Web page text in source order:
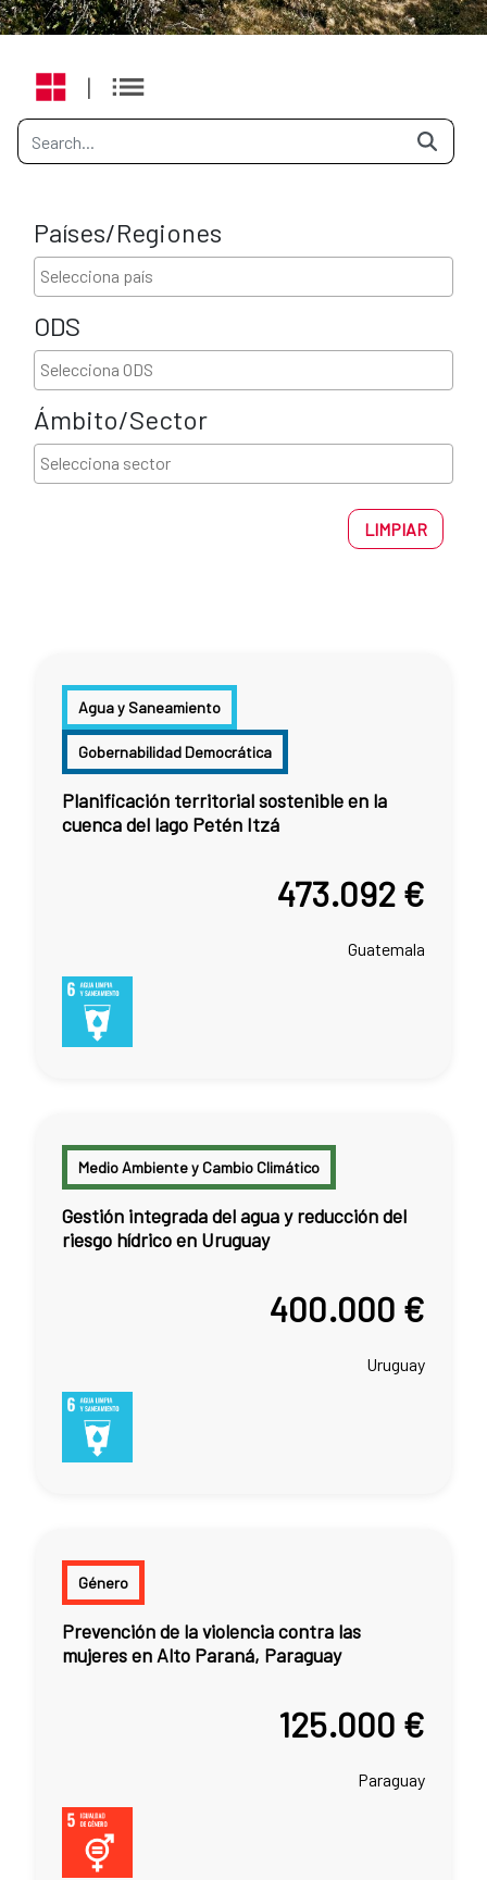
|
Países/Regiones
ODS
Ámbito/Sector
LIMPIAR
Agua y Saneamiento
Gobernabilidad Democrática
Planificación territorial sostenible en la
cuenca del lago Petén Itzá
473.092 €
Guatemala
Medio Ambiente y Cambio Climático
Gestión integrada del agua y reducción del
riesgo hídrico en Uruguay
400.000 €
Uruguay
Género
Prevención de la violencia contra las
mujeres en Alto Paraná, Paraguay
125.000 €
Paraguay